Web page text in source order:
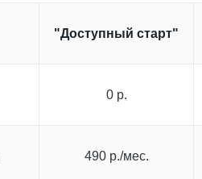
"Доступный старт"
0 р.
490 р./мес.